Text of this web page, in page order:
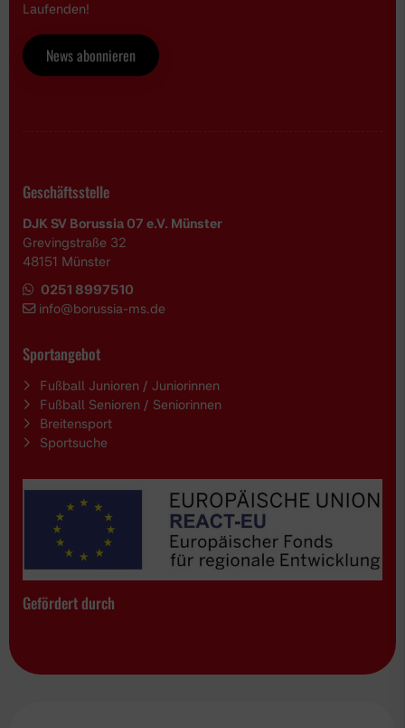
Laufenden!
News abonnieren
Geschäftsstelle
DJK SV Borussia 07 e.V. Münster
Grevingstraße 32
48151 Münster
0251 8997510
info@borussia-ms.de
Sportangebot
Fußball Junioren / Juniorinnen
Fußball Senioren / Seniorinnen
Breitensport
Sportsuche
Gefördert durch